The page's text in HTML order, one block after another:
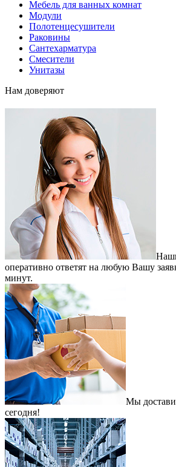
Мебель для ванных комнат
Модули
Полотенцесушители
Раковины
Сантехарматура
Смесители
Унитазы
Нам доверяют
оперативно ответят на любую Вашу
минут.
Мы
сегодня!